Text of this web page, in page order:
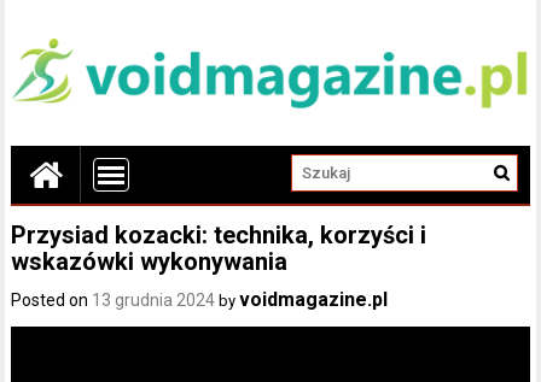
Przysiad kozacki: technika, korzyści i
wskazówki wykonywania
Posted on 13 grudnia 2024 byvoidmagazine.pl